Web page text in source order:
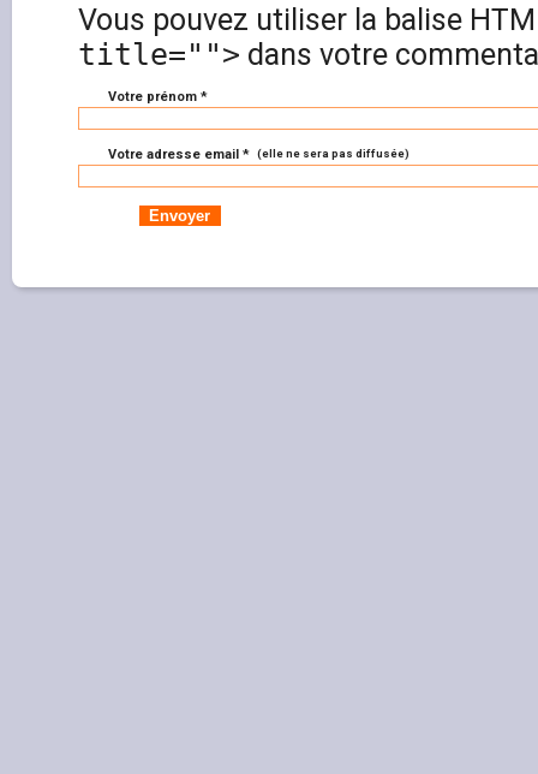
Vous pouvez utiliser la balise
title=""> dans votre
Votre prénom *
Votre adresse email * (elle ne sera pas diffusée)